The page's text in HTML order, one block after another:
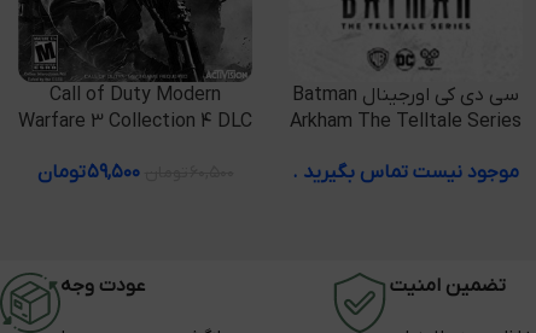
اطلاعات بیشتر
سی دی کی اورجینال Batman
Arkham The Telltale Series
موجود نیست تماس بگیرید .
افزودن به سبد خرید
Call of Duty Modern
Warfare 3 Collection 4 DLC
۵۹,۵۰۰تومان
تضمین امنیت عودت وجه